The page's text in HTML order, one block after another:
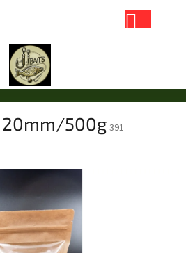
20mm/500g 391